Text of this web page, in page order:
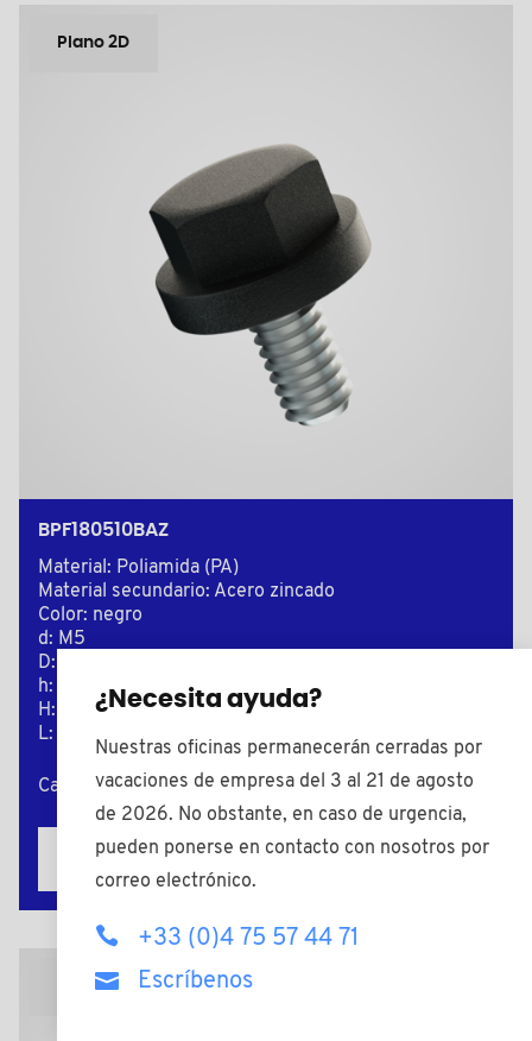
Plano 2D
BPF180510BAZ
Material: Poliamida (PA)
Material secundario: Acero zincado
Color: negro
d: M5
D: 14,0
h: 5,0
H: 8,0
L: 10,0
Cantidad mínima de venta : 5000
Añadir a mi presupuesto
Plano 2D
¿Necesita ayuda?
Nuestras oficinas permanecerán cerradas por
vacaciones de empresa del 3 al 21 de agosto
de 2026. No obstante, en caso de urgencia,
pueden ponerse en contacto con nosotros por
correo electrónico.
+33 (0)4 75 57 44 71
Escríbenos